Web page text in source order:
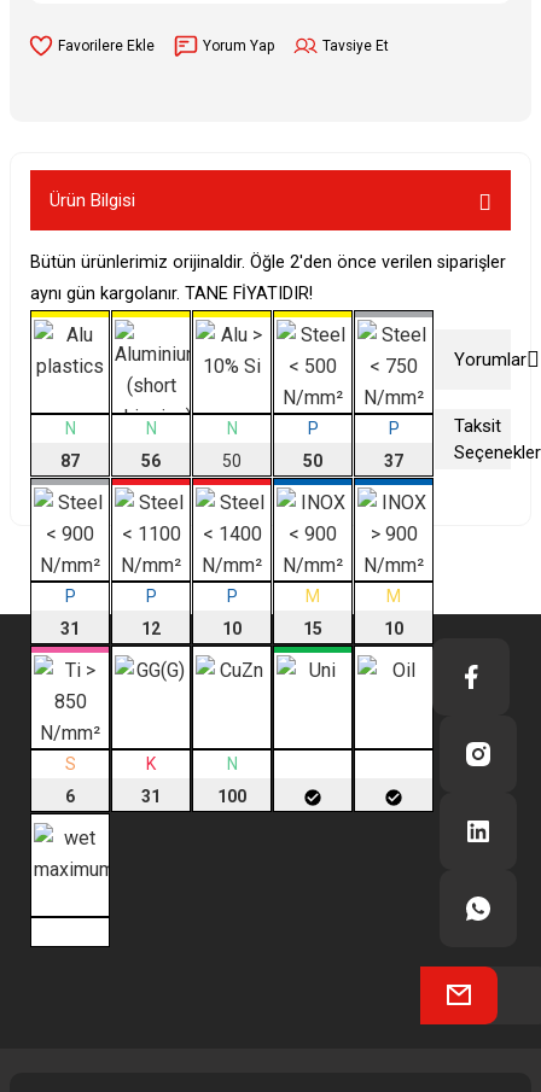
Yorum Yap Tavsiye Et
Ürün Bilgisi
Bütün ürünlerimiz orijinaldir. Öğle 2'den önce verilen siparişler
aynı gün kargolanır. TANE FİYATIDIR!
N
87
N
56
N
50
P
50
P
37
P
31
P
12
P
10
M
15
M
10
S
6
K
31
N
100
Yorumlar
Bu ürüne
Taksit